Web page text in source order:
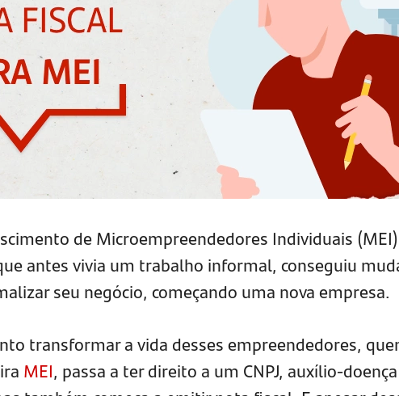
de Microempreendedores Individuais
antes vivia um trabalho informal, conseguiu
seu negócio, começando uma nova empresa.
transformar a vida desses empreendedores,
MEI, passa a ter direito a um CNPJ, auxílio-